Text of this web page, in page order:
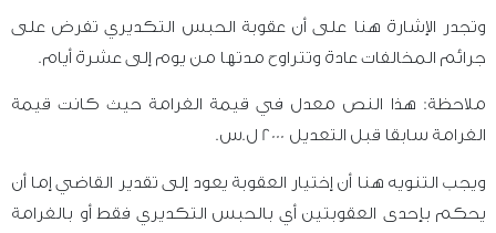
وتجدر الإشارة هنا على أن عقوبة الحبس التكديري تفرض على
جرائم المخالفات عادة وتتراوح مدتها من يوم إلى عشرة أيام.
ملاحظة: هذا النص معدل في قيمة الغرامة حيث كانت قيمة
الغرامة سابقا قبل التعديل 2000 ل.س.
ويجب التنويه هنا أن إختيار العقوبة يعود إلى تقدير القاضي إما أن
يحكم بإحدى العقوبتين أي بالحبس التكديري فقط أو بالغرامة